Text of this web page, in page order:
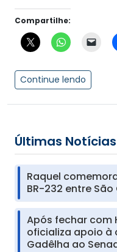
Compartilhe:
Continue lendo
Últimas Notícias
Raquel
BR-232 entre
Após fechar com
oficializa apoio à
Gadêlha ao